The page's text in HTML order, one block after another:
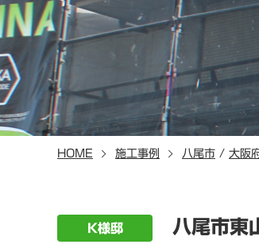
HOME 施工事例 八尾市 / 大阪
K様邸 八尾市東